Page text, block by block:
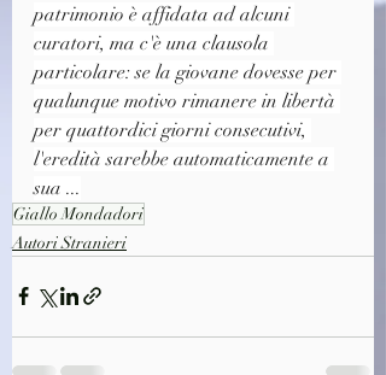
patrimonio è affidata ad alcuni
curatori, ma c'è una clausola
particolare: se la giovane dovesse per
qualunque motivo rimanere in libertà
per quattordici giorni consecutivi,
l'eredità sarebbe automaticamente a
sua ...
Giallo Mondadori
Autori Stranieri